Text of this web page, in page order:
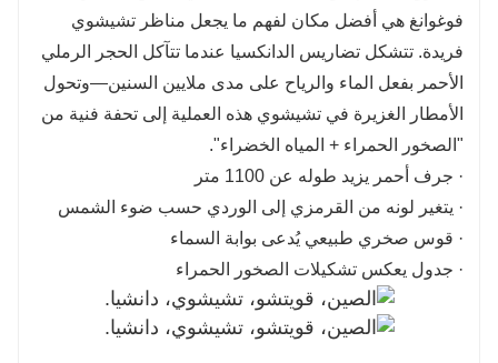
فوغوانغ هي أفضل مكان لفهم ما يجعل مناظر تشيشوي
فريدة. تتشكل تضاريس الدانكسيا عندما تتآكل الحجر الرملي
الأحمر بفعل الماء والرياح على مدى ملايين السنين—وتحول
الأمطار الغزيرة في تشيشوي هذه العملية إلى تحفة فنية من
"الصخور الحمراء + المياه الخضراء".
· جرف أحمر يزيد طوله عن 1100 متر
· يتغير لونه من القرمزي إلى الوردي حسب ضوء الشمس
· قوس صخري طبيعي يُدعى بوابة السماء
· جدول يعكس تشكيلات الصخور الحمراء